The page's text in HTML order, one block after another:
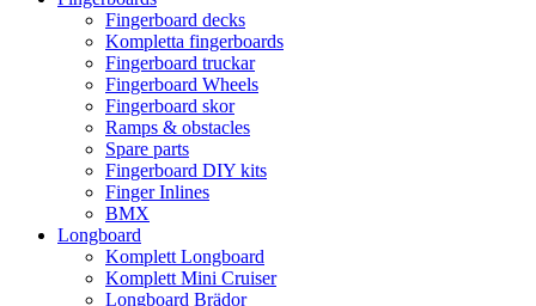
Fingerboard decks
Kompletta fingerboards
Fingerboard truckar
Fingerboard Wheels
Fingerboard skor
Ramps & obstacles
Spare parts
Fingerboard DIY kits
Finger Inlines
BMX
Longboard
Komplett Longboard
Komplett Mini Cruiser
Longboard Brädor